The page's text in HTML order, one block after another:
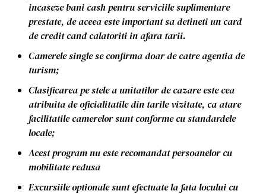
incaseze bani cash pentru serviciile suplimentare
prestate, de aceea este important sa detineti un card
de credit cand calatoriti in afara tarii.
Camerele single se confirma doar de catre agentia de
turism;
Clasificarea pe stele a unitatilor de cazare este cea
atribuita de oficialitatile din tarile vizitate, ca atare
facilitatile camerelor sunt conforme cu standardele
locale;
Acest program nu este recomandat persoanelor cu
mobilitate redusa
Excursiile optionale sunt efectuate la fata locului cu